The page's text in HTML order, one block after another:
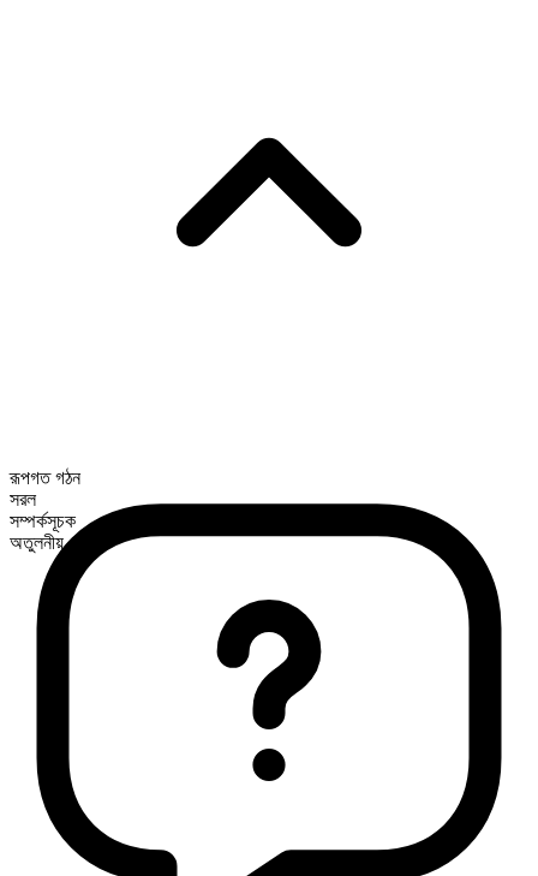
রূপগত গঠন
সরল
সম্পর্কসূচক
অতুলনীয়